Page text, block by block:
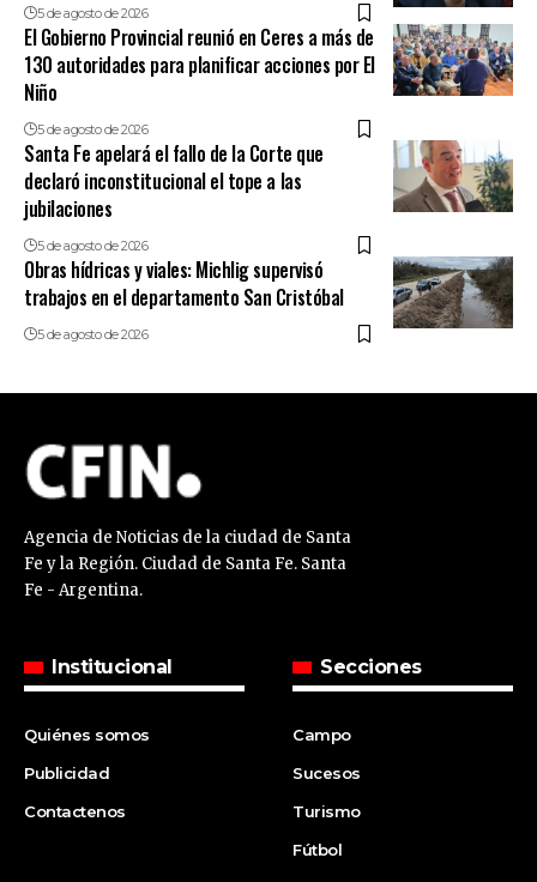
5 de agosto de 2026
El Gobierno Provincial reunió en Ceres a más de
130 autoridades para planificar acciones por El
Niño
5 de agosto de 2026
Santa Fe apelará el fallo de la Corte que
declaró inconstitucional el tope a las
jubilaciones
5 de agosto de 2026
Obras hídricas y viales: Michlig supervisó
trabajos en el departamento San Cristóbal
5 de agosto de 2026
Agencia de Noticias de la ciudad de Santa
Fe y la Región. Ciudad de Santa Fe. Santa
Fe - Argentina.
Institucional
Quiénes somos
Publicidad
Contactenos
Secciones
Campo
Sucesos
Turismo
Fútbol